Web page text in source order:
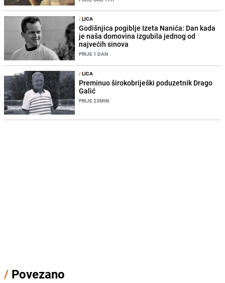
/LICA
Godišnjica pogiblje Izeta Nanića: Dan kada
je naša domovina izgubila jednog od
najvećih sinova
PRIJE 1 DAN
/LICA
Preminuo širokobriješki poduzetnik Drago
Galić
PRIJE 23MIN
/ Povezano